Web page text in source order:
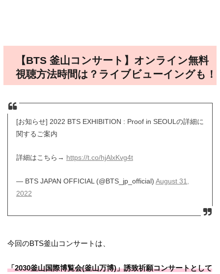
【BTS 釜山コンサート】オンライン無料
視聴方法時間は？ライブビューイングも！
[お知らせ] 2022 BTS EXHIBITION : Proof in SEOULの詳細に
関するご案内
詳細はこちら→ https://t.co/hjAlxKvg4t
— BTS JAPAN OFFICIAL (@BTS_jp_official) August 31,
2022
今回のBTS釜山コンサートは、
「2030釜山国際博覧会(釜山万博)」誘致祈願コンサートとして